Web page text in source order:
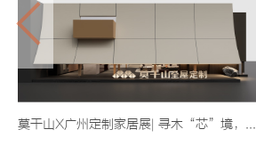
莫干山X广州定制家居展| 寻木“芯”境，...